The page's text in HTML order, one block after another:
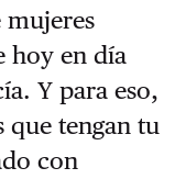
mujeres
hoy en día
Y para eso,
que tengan tu
con